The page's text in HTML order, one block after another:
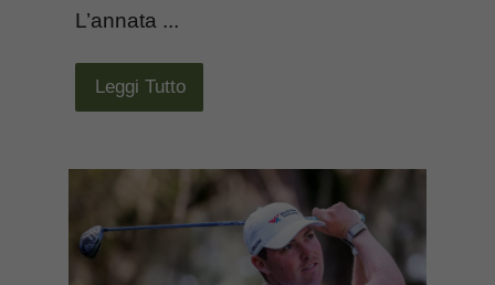
L’annata ...
Leggi Tutto